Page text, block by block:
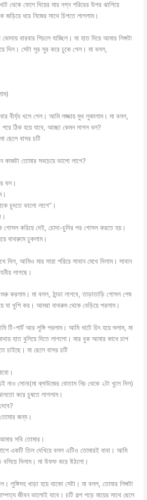
থেকে ফেলে দিয়ের মার নগ্ন শরিরের উপর ঝাপিয়ে
ধরে নিজের সাথে চিপতে লাগলাম।
বারবার পিচলে যাচ্ছিল। মা হাত দিয়ে আমার লিঙ্গটা
দিল। সেটা সুর সুর করে ঢুকে গেল। মা বলল,
বীর্য্য খসে গেল। আমি লজ্জায় মুখ লুকালাম। মা বলল,
ঠিক হয়ে যাবে, আচ্ছা কেমন লাগল বল?
ছেলে বাসর চটি
তোমার সবচেয়ে ভালো লাগে?
বল।
চুদতে ভালো লাগে”।
গোসল করিয়ে দেই, চোদা-চুদির পর গোসল করতে হয়।
বাথরুমে ঢুকলাম।
দিল, আমিও মার সারা শরিরে সাবান মেখে দিলাম। সাবান
লাগছে।
করলাম। মা বলল, ঠান্ডা লাগবে, তাড়াতাড়ি গোসল শেষ
যা খুশি কর। আমরা বাথরুম থেকে বেড়িয়ে পরলাম।
টি-শার্ট আর লুঙ্গি পরলাম। আমি খাটে চিৎ হয়ে শুলাম, মা
হাত বুলিয়ে দিতে লাগলো। মার বুক আমার কাধে চাপ
চাইছে। মা ছেলে বাসর চটি
নাও সোনা(মা ব্লাউজের বোতাম নিচ থেকে ২টা খুলে দিল)
করে চুষতে লাগলাম।
জন্য।
সবি তোমার।
একটি তিল দেখিয়ে বলল এটিও তোমারই বাবা। আমি
বসিয়ে দিলাম। মা উফফ করে উঠলো।
লুঙ্গিসহ খাড়া হয়ে থাকো সেটা। মা বলল, তোমার লিঙ্গটা
জীবন ভালোই যাবে। চটি গল্প পড়ে মায়ের সাথে ছেলে